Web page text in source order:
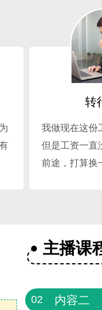
转
我做现在这份
但是工资一直
前途，打算换
主播课
02 内容二